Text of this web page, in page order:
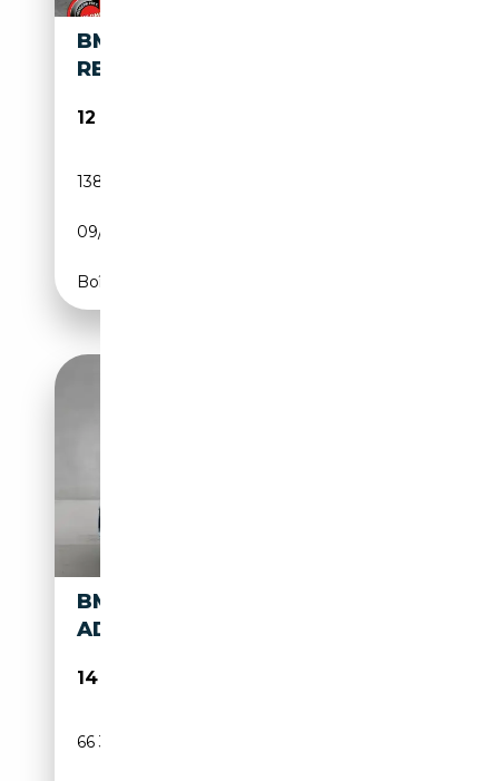
BMW X1 SDRIVE16D PREZZO
REALE
12 490€
138 000 km
09/2017
Boîte manuelle
BMW X1 SDRIVE 18I
ADVANTAGE/PDC/SHZ/NAVI/
14 890€
66 300 km